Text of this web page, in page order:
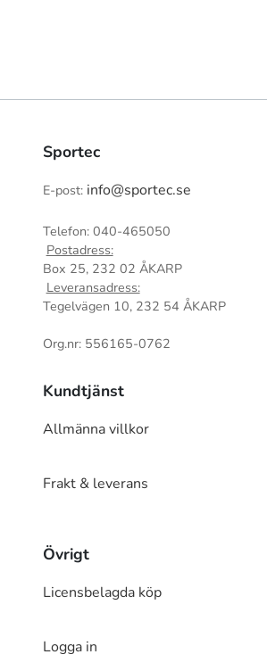
Sportec
E-post: info@sportec.se
Telefon: 040-465050
Postadress:
Box 25, 232 02 ÅKARP
Leveransadress:
Tegelvägen 10, 232 54 ÅKARP
Org.nr: 556165-0762
Kundtjänst
Allmänna villkor
Frakt & leverans
Övrigt
Licensbelagda köp
Logga in